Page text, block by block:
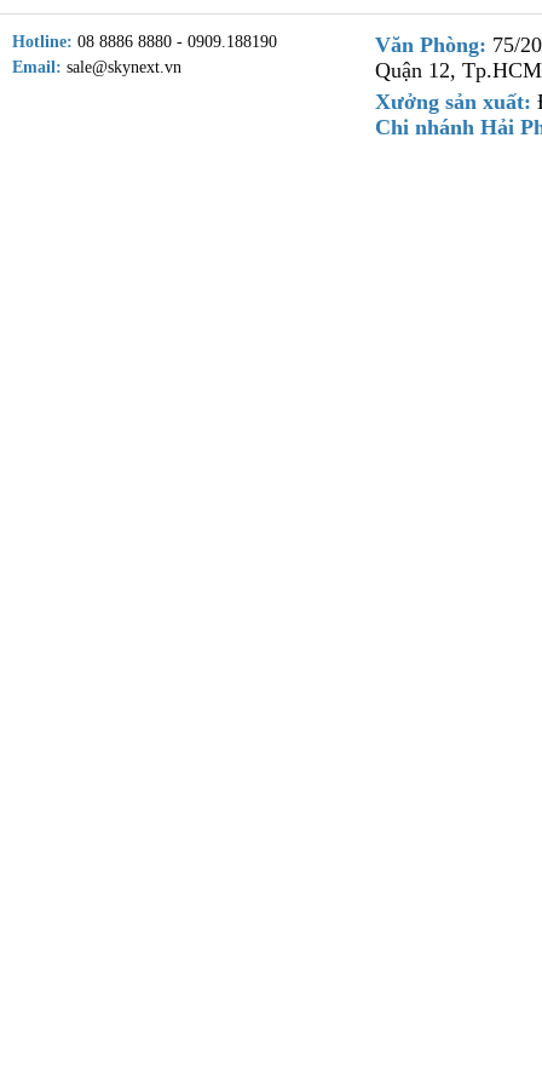
Văn Phòng: 75/
Quận 12, Tp.HCM
Xưởng sản xuất:
Chi nhánh Hải
Hotline: 08 8886 8880 - 0909.188190
Email: sale@skynext.vn